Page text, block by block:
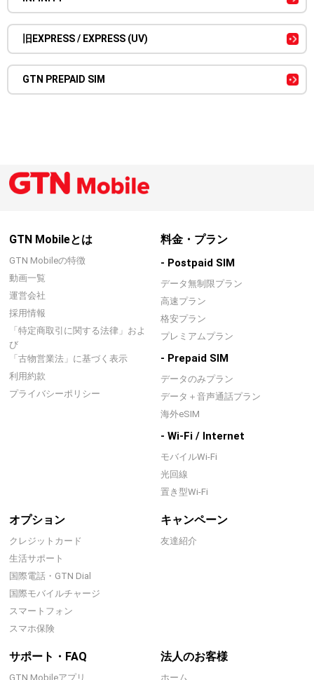
旧EXPRESS / EXPRESS (UV)
GTN PREPAID SIM
GTN Mobileとは
GTN Mobileの特徴
動画一覧
運営会社
採用情報
「特定商取引に関する法律」およ
び
「古物営業法」に基づく表示
利用約款
プライバシーポリシー
料金・プラン
- Postpaid SIM
データ無制限プラン
高速プラン
格安プラン
プレミアムプラン
- Prepaid SIM
データのみプラン
データ＋音声通話プラン
海外eSIM
- Wi-Fi / Internet
モバイルWi-Fi
光回線
置き型Wi-Fi
オプション
クレジットカード
生活サポート
国際電話・GTN Dial
国際モバイルチャージ
スマートフォン
スマホ保険
キャンペーン
友達紹介
サポート・FAQ
GTN Mobileアプリ
法人のお客様
ホーム